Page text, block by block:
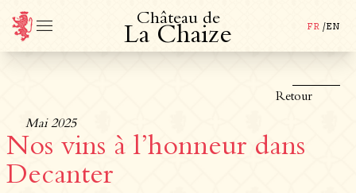
Château de
La Chaize FR / EN
Retour
Mai 2025
Nos vins à l’honneur dans
Decanter